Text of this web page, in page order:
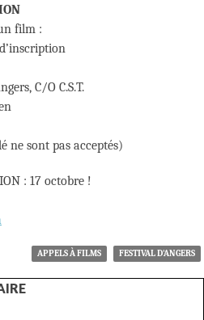
film :
C/O C.S.T.
ne sont pas acceptés)
: 17 octobre !
APPELS À FILMS FESTIVAL D'ANGERS